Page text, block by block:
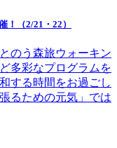
！（2/21・22）
のう森旅ウォーキン
多彩なプログラムを
する時間をお過ごし
るための元気」では